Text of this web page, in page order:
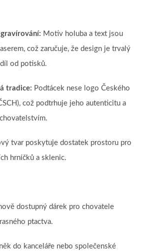
Motiv holuba a text jsou
což zaručuje, že design je trvalý
od potisků.
tradice: Podtácek nese logo Českého
což podtrhuje jeho autenticitu a
tvar poskytuje dostatek prostoru pro
hrníčků a sklenic.
dostupný dárek pro chovatele
ptactva.
do kanceláře nebo společenské